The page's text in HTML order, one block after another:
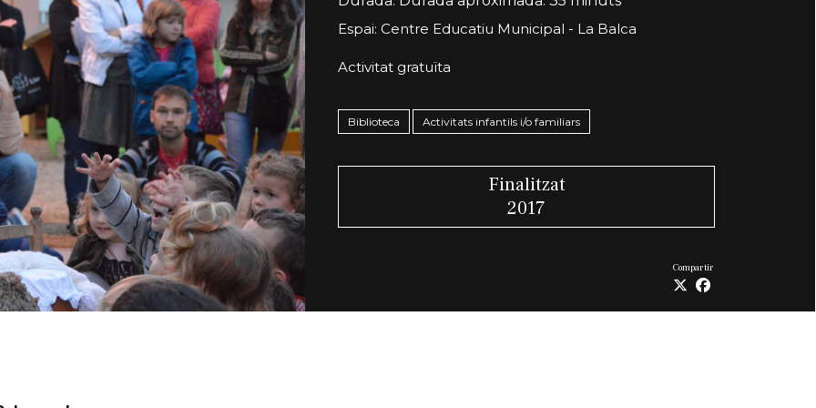
Espai: Centre Educatiu Municipal - La Balca
Activitat gratuïta
Biblioteca Activitats infantils i/o familiars
Finalitzat
2017
Compartir